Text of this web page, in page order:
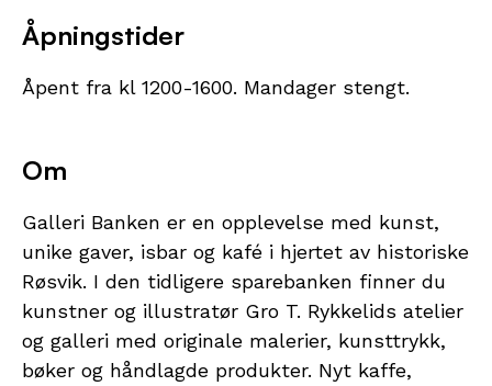
Åpningstider
Åpent fra kl 1200-1600. Mandager stengt.
Om
Galleri Banken er en opplevelse med kunst,
unike gaver, isbar og kafé i hjertet av historiske
Røsvik. I den tidligere sparebanken finner du
kunstner og illustratør Gro T. Rykkelids atelier
og galleri med originale malerier, kunsttrykk,
bøker og håndlagde produkter. Nyt kaffe,